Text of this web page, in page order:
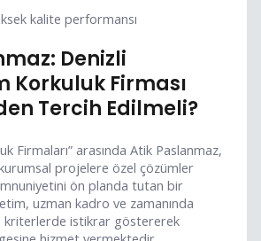
kalite performansı
Denizli
Korkuluk Firması
Tercih Edilmeli?
Firmaları” arasında Atik Paslanmaz,
projelere özel çözümler
ön planda tutan bir
uzman kadro ve zamanında
istikrar göstererek